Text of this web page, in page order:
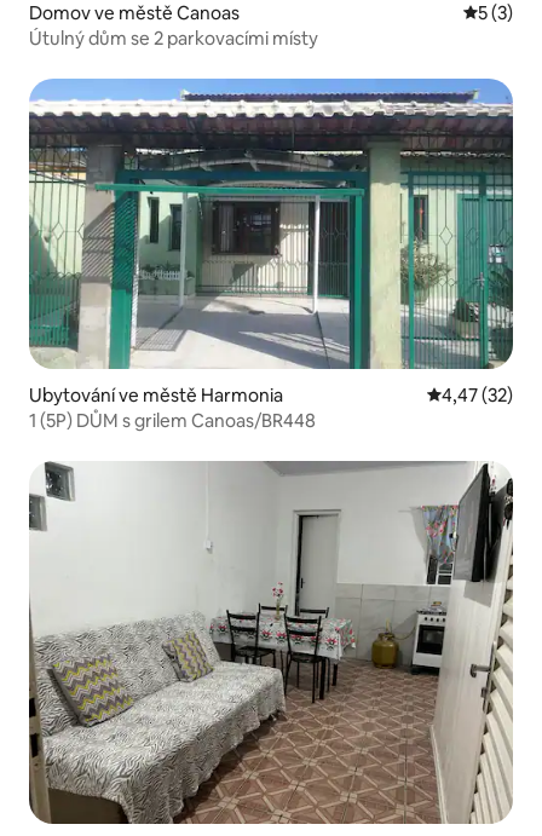
Domov ve městě Canoas
5 (3)
Útulný dům se 2 parkovacími místy
Ubytování ve městě Harmonia Průměrné
4,47 (32)
1 (5P) DŮM s grilem Canoas/BR448